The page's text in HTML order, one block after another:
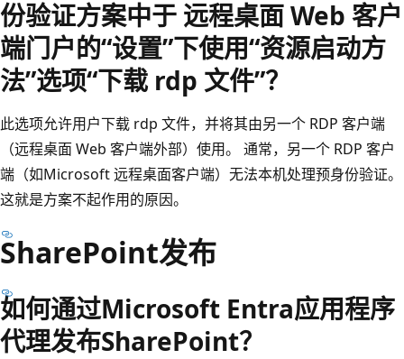
份验证方案中于 远程桌面 Web 客户
端门户的“设置”下使用“资源启动方
法”选项“下载 rdp 文件”？
此选项允许用户下载 rdp 文件，并将其由另一个 RDP 客户端
（远程桌面 Web 客户端外部）使用。 通常，另一个 RDP 客户
端（如Microsoft 远程桌面客户端）无法本机处理预身份验证。
这就是方案不起作用的原因。
SharePoint发布
如何通过Microsoft Entra应用程序
代理发布SharePoint？